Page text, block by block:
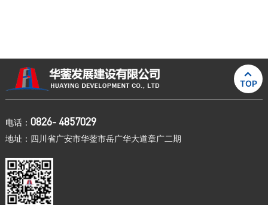

TOP
电话： 0826- 4857029
地址：四川省广安市华蓥市岳广华大道章广二期